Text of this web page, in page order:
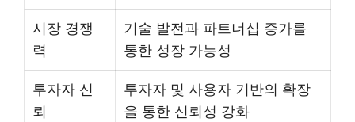
시장 경쟁
력
기술 발전과 파트너십 증가를
통한 성장 가능성
투자자 신
뢰
투자자 및 사용자 기반의 확장
을 통한 신뢰성 강화